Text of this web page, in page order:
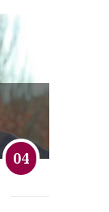
04